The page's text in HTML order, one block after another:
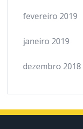
fevereiro 2019
janeiro 2019
dezembro 2018